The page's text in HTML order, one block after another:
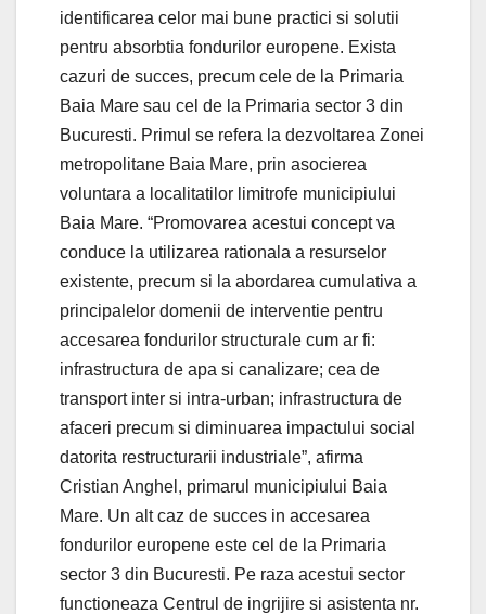
identificarea celor mai bune practici si solutii
pentru absorbtia fondurilor europene. Exista
cazuri de succes, precum cele de la Primaria
Baia Mare sau cel de la Primaria sector 3 din
Bucuresti. Primul se refera la dezvoltarea Zonei
metropolitane Baia Mare, prin asocierea
voluntara a localitatilor limitrofe municipiului
Baia Mare. “Promovarea acestui concept va
conduce la utilizarea rationala a resurselor
existente, precum si la abordarea cumulativa a
principalelor domenii de interventie pentru
accesarea fondurilor structurale cum ar fi:
infrastructura de apa si canalizare; cea de
transport inter si intra-urban; infrastructura de
afaceri precum si diminuarea impactului social
datorita restructurarii industriale”, afirma
Cristian Anghel, primarul municipiului Baia
Mare. Un alt caz de succes in accesarea
fondurilor europene este cel de la Primaria
sector 3 din Bucuresti. Pe raza acestui sector
functioneaza Centrul de ingrijire si asistenta nr.